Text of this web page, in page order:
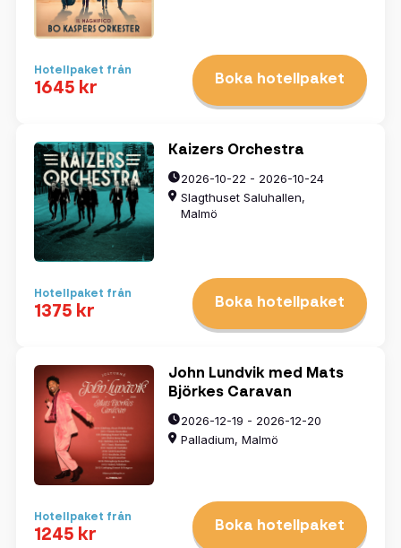
Hotellpaket från
1645 kr Boka hotellpaket
Kaizers Orchestra
2026-10-22 - 2026-10-24
Slagthuset Saluhallen,
Malmö
Hotellpaket från
1375 kr Boka hotellpaket
John Lundvik med Mats
Björkes Caravan
2026-12-19 - 2026-12-20
Palladium, Malmö
Hotellpaket från
1245 kr Boka hotellpaket